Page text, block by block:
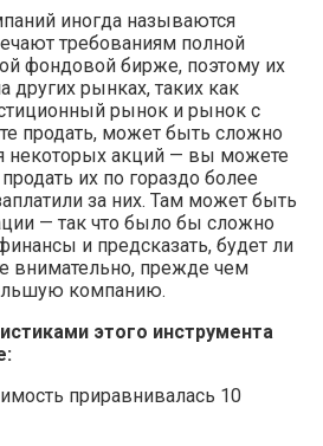
иногда называются
требованиям полной
фондовой бирже, поэтому их
других рынках, таких как
рынок и рынок с
продать, может быть сложно
некоторых акций — вы можете
их по гораздо более
за них. Там может быть
— так что было бы сложно
и предсказать, будет ли
внимательно, прежде чем
компанию.
этого инструмента
приравнивалась 10